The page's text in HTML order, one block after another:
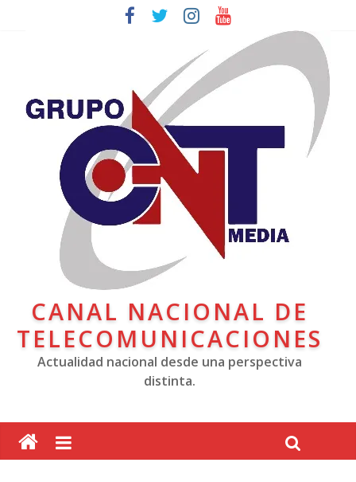
CANAL NACIONAL DE
TELECOMUNICACIONES
Actualidad nacional desde una perspectiva
distinta.